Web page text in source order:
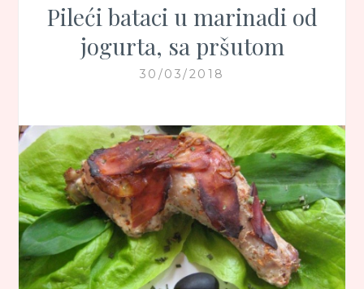
Pileći bataci u marinadi od
jogurta, sa pršutom
30/03/2018